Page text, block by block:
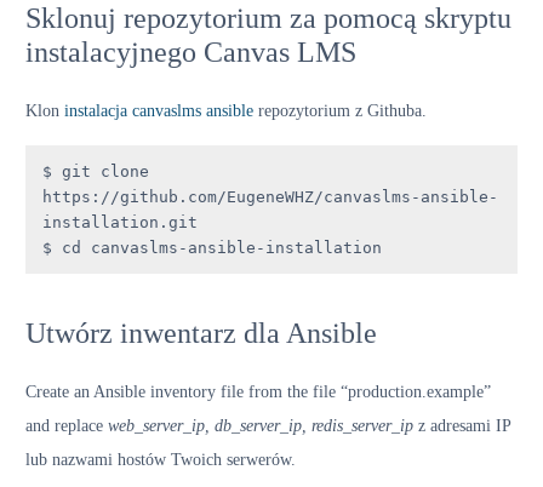
Sklonuj repozytorium za pomocą skryptu
instalacyjnego Canvas LMS
Klon instalacja canvaslms ansible repozytorium z Githuba.
$ git clone
https://github.com/EugeneWHZ/canvaslms-ansible-
installation.git
$ cd canvaslms-ansible-installation
Utwórz inwentarz dla Ansible
Create an Ansible inventory file from the file “production.example”
and replace web_server_ip, db_server_ip, redis_server_ip z adresami IP
lub nazwami hostów Twoich serwerów.